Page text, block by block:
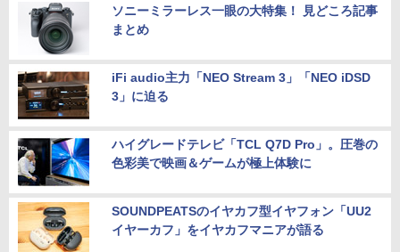
ソニーミラーレス一眼の大特集！ 見どころ記事
まとめ
iFi audio主力「NEO Stream 3」「NEO iDSD
3」に迫る
ハイグレードテレビ「TCL Q7D Pro」。圧巻の
色彩美で映画＆ゲームが極上体験に
SOUNDPEATSのイヤカフ型イヤフォン「UU2
イヤーカフ」をイヤカフマニアが語る